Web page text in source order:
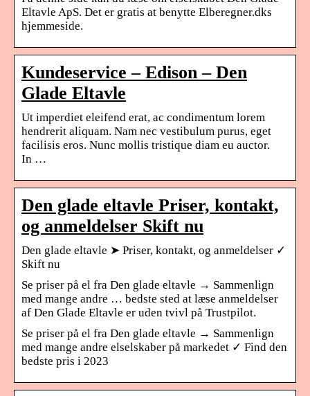
Eltavle ApS. Det er gratis at benytte Elberegner.dks
hjemmeside.
Kundeservice – Edison – Den
Glade Eltavle
Ut imperdiet eleifend erat, ac condimentum lorem
hendrerit aliquam. Nam nec vestibulum purus, eget
facilisis eros. Nunc mollis tristique diam eu auctor.
In …
Den glade eltavle Priser, kontakt,
og anmeldelser Skift nu
Den glade eltavle ➤ Priser, kontakt, og anmeldelser ✓
Skift nu
Se priser på el fra Den glade eltavle → Sammenlign
med mange andre … bedste sted at læse anmeldelser
af Den Glade Eltavle er uden tvivl på Trustpilot.
Se priser på el fra Den glade eltavle → Sammenlign
med mange andre elselskaber på markedet ✓ Find den
bedste pris i 2023